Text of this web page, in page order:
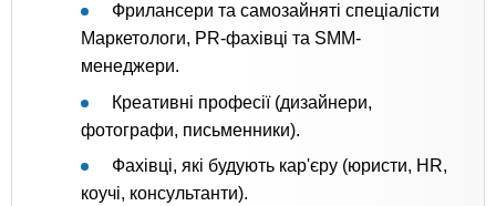
Фрилансери та самозайняті спеціалісти
Маркетологи, PR-фахівці та SMM-
менеджери.
Креативні професії (дизайнери,
фотографи, письменники).
Фахівці, які будують кар'єру (юристи, HR,
коучі, консультанти).